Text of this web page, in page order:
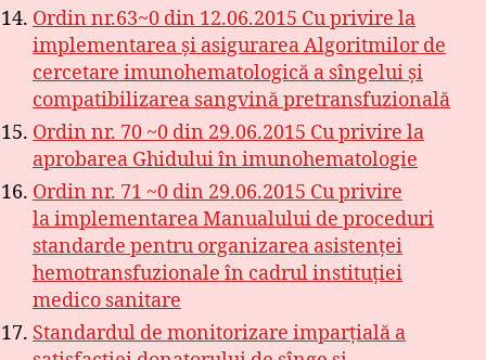
Ordin nr.63~0 din 12.06.2015 Cu privire la
implementarea și asigurarea Algoritmilor de
cercetare imunohematologică a sîngelui și
compatibilizarea sangvină pretransfuzională
Ordin nr. 70 ~0 din 29.06.2015 Cu privire la
aprobarea Ghidului în imunohematologie
Ordin nr. 71 ~0 din 29.06.2015 Cu privire
la implementarea Manualului de proceduri
standarde pentru organizarea asistenței
hemotransfuzionale în cadrul instituției
medico sanitare
Standardul de monitorizare imparțială a